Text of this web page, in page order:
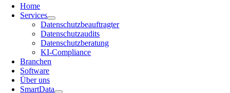
Home
Services
Datenschutzbeauftragter
Datenschutzaudits
Datenschutzberatung
KI-Compliance
Branchen
Software
Über uns
SmartData